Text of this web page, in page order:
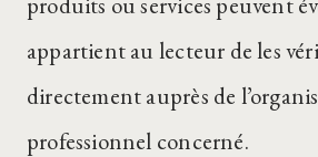
appartient au lecteur de les
directement auprès de
professionnel concerné.